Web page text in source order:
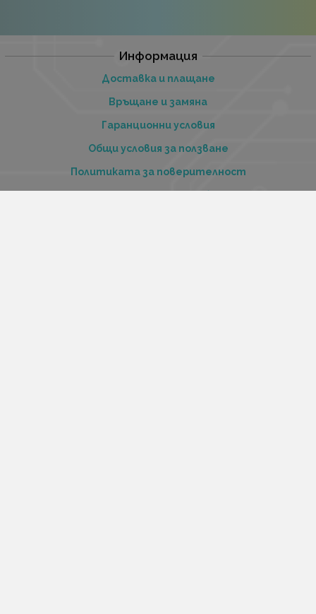
Информация
Доставка и плащане
Връщане и замяна
Гаранционни условия
Общи условия за ползване
Политиката за поверителност